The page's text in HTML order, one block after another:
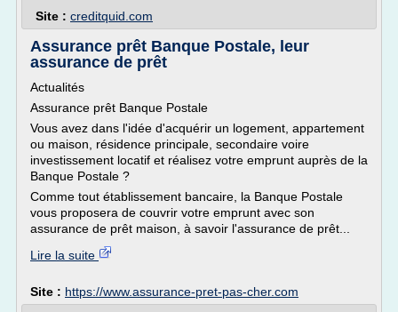
Site : creditquid.com
Assurance prêt Banque Postale, leur
assurance de prêt
Actualités
Assurance prêt Banque Postale
Vous avez dans l'idée d'acquérir un logement, appartement
ou maison, résidence principale, secondaire voire
investissement locatif et réalisez votre emprunt auprès de la
Banque Postale ?
Comme tout établissement bancaire, la Banque Postale
vous proposera de couvrir votre emprunt avec son
assurance de prêt maison, à savoir l'assurance de prêt...
Lire la suite
Site : https://www.assurance-pret-pas-cher.com